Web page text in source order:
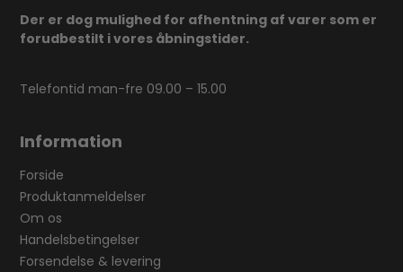
Der er dog mulighed for afhentning af varer som er
forudbestilt i vores åbningstider.
Telefontid man-fre 09.00 – 15.00
Information
Forside
Produktanmeldelser
Om os
Handelsbetingelser
Forsendelse & levering